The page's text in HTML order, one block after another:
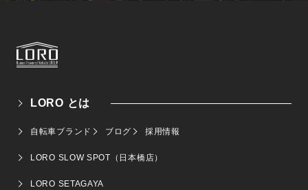
LORO とは
自転車ブランド ブログ 採用情報
LORO SLOW SPOT（日本橋店）
LORO SETAGAYA